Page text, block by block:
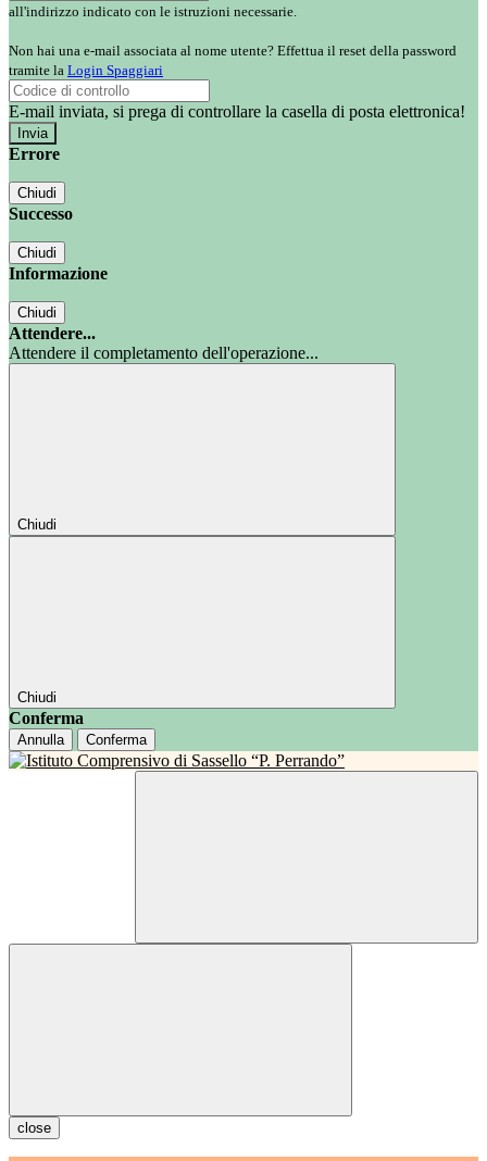
all'indirizzo indicato con le istruzioni necessarie.
Non hai una e-mail associata al nome utente? Effettua il reset della password
tramite la Login Spaggiari
E-mail inviata, si prega di controllare la casella di posta elettronica!
Errore
Chiudi
Successo
Chiudi
Informazione
Chiudi
Attendere...
Attendere il completamento dell'operazione...
Chiudi
Chiudi
Conferma
Annulla Conferma
close